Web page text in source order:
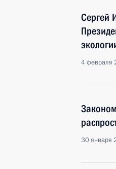
Сергей
4 февраля
30 января